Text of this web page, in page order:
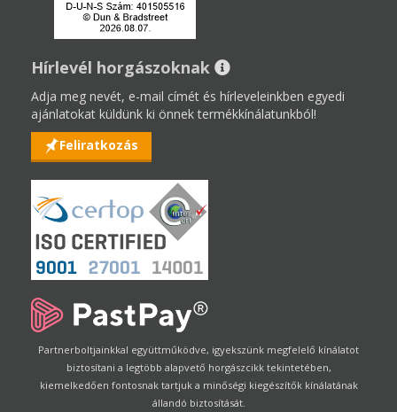
Hírlevél horgászoknak
Adja meg nevét, e-mail címét és hírleveleinkben egyedi
ajánlatokat küldünk ki önnek termékkínálatunkból!
Feliratkozás
Partnerboltjainkkal együttműködve, igyekszünk megfelelő kínálatot
biztosítani a legtöbb alapvető horgászcikk tekintetében,
kiemelkedően fontosnak tartjuk a minőségi kiegészítők kínálatának
állandó biztosítását.